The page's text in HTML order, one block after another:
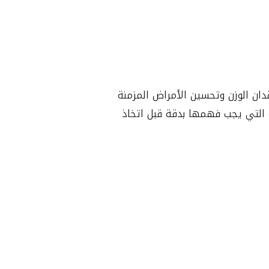
الوزن وتحسين الأمراض المزمنة
يجب فهمها بدقة قبل اتخاذ